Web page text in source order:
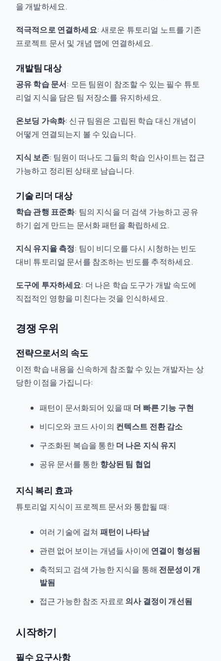
을 개발하세요.
적극적으로 연결하세요: 새로운 튜토리얼 노트를 기존
프로젝트 문서 및 개념 맵에 연결하세요.
개발팀 대상
공유 학습 문서: 모든 팀원이 참조할 수 있는 필수 튜토
리얼 지식을 담은 팀 저장소를 유지하세요.
온보딩 가속화: 신규 팀원은 고립된 학습 대신 개념이
어떻게 연결되는지 볼 수 있습니다.
지식 보존: 팀원이 떠나도 그들의 학습 인사이트는 접근
가능하고 정리된 상태로 남습니다.
기술 리더 대상
학습 관행 표준화: 팀의 지식을 더 검색 가능하고 공유
하기 쉽게 만드는 문서화 패턴을 확립하세요.
지식 유지율 측정: 팀이 비디오를 다시 시청하는 빈도
대비 튜토리얼 문서를 참조하는 빈도를 추적하세요.
도구에 투자하세요: 더 나은 학습 도구가 개발 속도에
직접적인 영향을 미친다는 것을 인식하세요.
경쟁 우위
전략으로서의 속도
이전 학습 내용을 신속하게 참조할 수 있는 개발자는 상
당한 이점을 가집니다:
패턴이 문서화되어 있을 때 더 빠른 기능 구현
비디오와 코드 사이의 컨텍스트 전환 감소
구조화된 복습을 통한더 나은 지식 유지
공유 문서를 통한 향상된 팀 협업
지식 복리 효과
튜토리얼 지식이 프로젝트 문서와 통합될 때:
여러 기술에 걸쳐 패턴이 나타남
관련 없어 보이는 개념들 사이에 연결이 형성됨
축적되고 검색 가능한 지식을 통해 전문성이 개
발됨
접근 가능한 참조 자료로 의사 결정이 개선됨
시작하기
필수 요구사항